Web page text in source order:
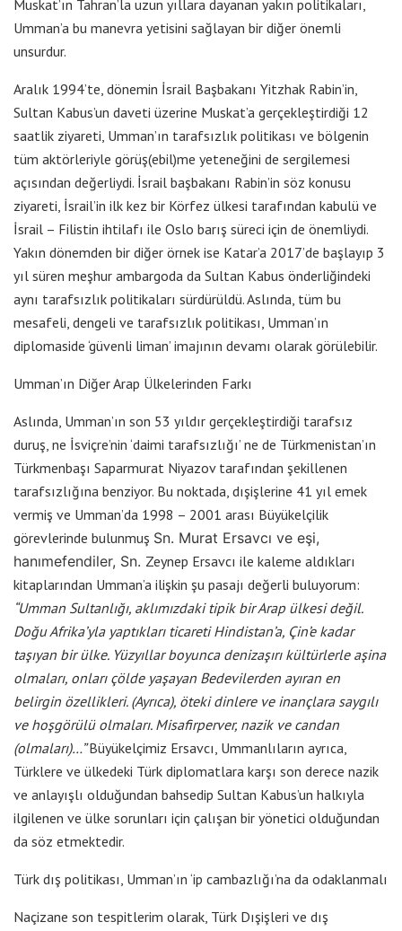
Muskat’ın Tahran’la uzun yıllara dayanan yakın politikaları,
Umman’a bu manevra yetisini sağlayan bir diğer önemli
unsurdur.
Aralık 1994’te, dönemin İsrail Başbakanı Yitzhak Rabin’in,
Sultan Kabus’un daveti üzerine Muskat’a gerçekleştirdiği 12
saatlik ziyareti, Umman’ın tarafsızlık politikası ve bölgenin
tüm aktörleriyle görüş(ebil)me yeteneğini de sergilemesi
açısından değerliydi. İsrail başbakanı Rabin’in söz konusu
ziyareti, İsrail’in ilk kez bir Körfez ülkesi tarafından kabulü ve
İsrail – Filistin ihtilafı ile Oslo barış süreci için de önemliydi.
Yakın dönemden bir diğer örnek ise Katar’a 2017’de başlayıp 3
yıl süren meşhur ambargoda da Sultan Kabus önderliğindeki
aynı tarafsızlık politikaları sürdürüldü. Aslında, tüm bu
mesafeli, dengeli ve tarafsızlık politikası, Umman’ın
diplomaside ‘güvenli liman’ imajının devamı olarak görülebilir.
Umman’ın Diğer Arap Ülkelerinden Farkı
Aslında, Umman’ın son 53 yıldır gerçekleştirdiği tarafsız
duruş, ne İsviçre’nin ‘daimi tarafsızlığı’ ne de Türkmenistan’ın
Türkmenbaşı Saparmurat Niyazov tarafından şekillenen
tarafsızlığına benziyor. Bu noktada, dışişlerine 41 yıl emek
vermiş ve Umman’da 1998 – 2001 arası Büyükelçilik
görevlerinde bulunmuş Sn. Murat Ersavcı ve eşi,
hanımefendiler, Sn. Zeynep Ersavcı ile kaleme aldıkları
kitaplarından Umman’a ilişkin şu pasajı değerli buluyorum:
“Umman Sultanlığı, aklımızdaki tipik bir Arap ülkesi değil.
Doğu Afrika’yla yaptıkları ticareti Hindistan’a, Çin’e kadar
taşıyan bir ülke. Yüzyıllar boyunca denizaşırı kültürlerle aşina
olmaları, onları çölde yaşayan Bedevilerden ayıran en
belirgin özellikleri. (Ayrıca), öteki dinlere ve inançlara saygılı
ve hoşgörülü olmaları. Misafirperver, nazik ve candan
(olmaları)…”Büyükelçimiz Ersavcı, Ummanlıların ayrıca,
Türklere ve ülkedeki Türk diplomatlara karşı son derece nazik
ve anlayışlı olduğundan bahsedip Sultan Kabus’un halkıyla
ilgilenen ve ülke sorunları için çalışan bir yönetici olduğundan
da söz etmektedir.
Türk dış politikası, Umman’ın ‘ip cambazlığı’na da odaklanmalı
Naçizane son tespitlerim olarak, Türk Dışişleri ve dış